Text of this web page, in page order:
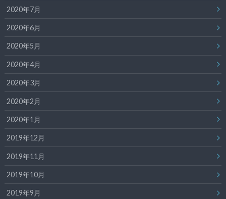
2020年7月
2020年6月
2020年5月
2020年4月
2020年3月
2020年2月
2020年1月
2019年12月
2019年11月
2019年10月
2019年9月